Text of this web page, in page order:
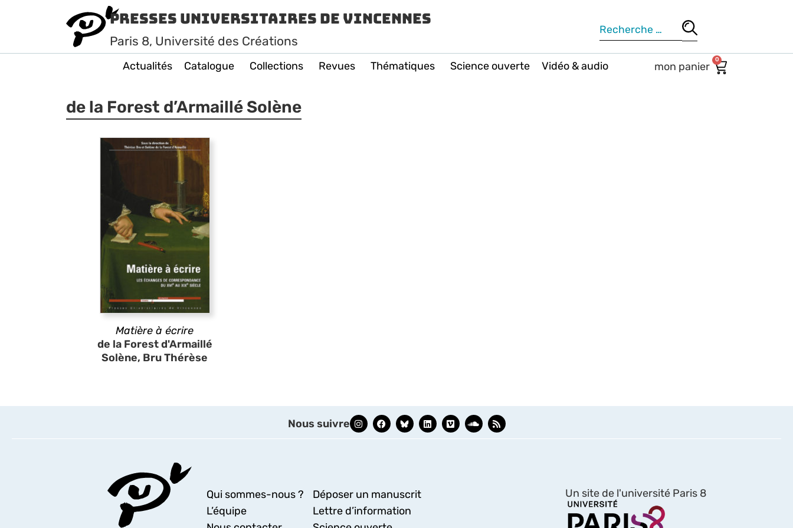
Presses Universitaires de Vincennes
Paris 8, Université des Créations
Actualités Catalogue Collections Revues Thématiques Science ouverte Vidéo & audio 0
de la Forest d’Armaillé Solène
Matière à écrire
de la Forest d'Armaillé
Solène, Bru Thérèse
Nous suivre
Qui sommes-nous ?
L’équipe
Déposer un manuscrit
Lettre d’information
Un site de l'université Paris 8